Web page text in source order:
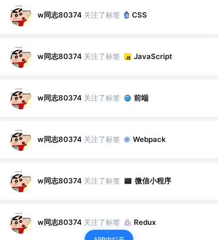
w同志80374 关注了标签 CSS
w同志80374 关注了标签 JavaScript
w同志80374 关注了标签 前端
w同志80374 关注了标签 Webpack
w同志80374 关注了标签 微信小程序
w同志80374 关注了标签 Redux